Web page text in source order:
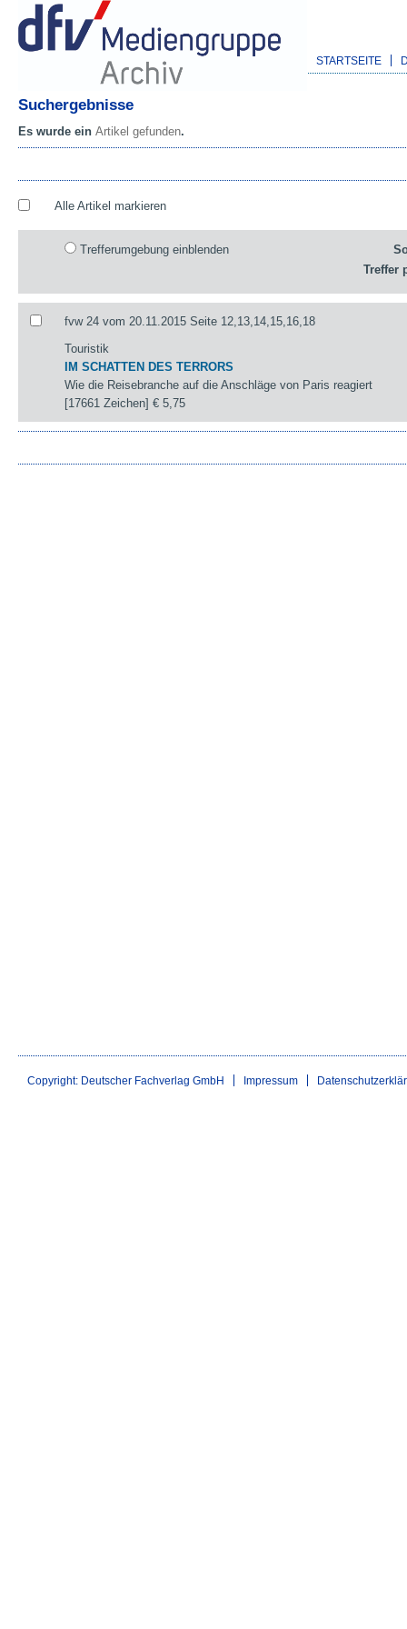
STARTSEITE
Suchergebnisse
Es wurde ein Artikel gefunden.
Alle Artikel markieren
Trefferumgebung einblenden
Treffer
fvw 24 vom 20.11.2015 Seite 12,13,14,15,16,18
Touristik
IM SCHATTEN DES TERRORS
Wie die Reisebranche auf die Anschläge von Paris reagiert
[17661 Zeichen]€ 5,75
Copyright: Deutscher Fachverlag GmbH Impressum